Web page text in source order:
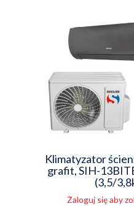
Klimatyzator
grafit, SIH-
(3,5/
Zaloguj się aby